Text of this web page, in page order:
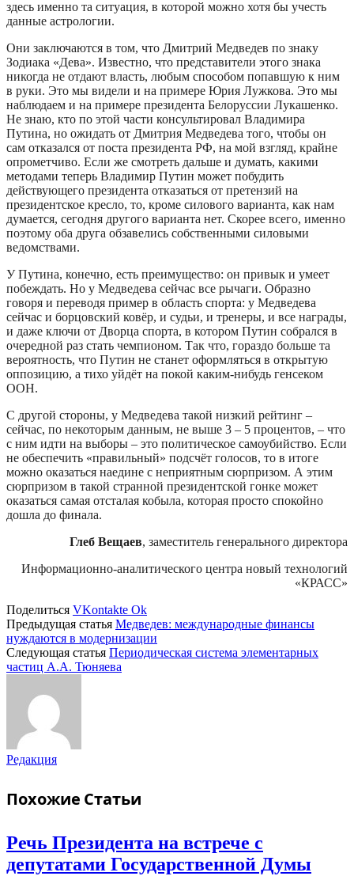
здесь именно та ситуация, в которой можно хотя бы учесть
данные астрологии.
Они заключаются в том, что Дмитрий Медведев по знаку
Зодиака «Дева». Известно, что представители этого знака
никогда не отдают власть, любым способом попавшую к ним
в руки. Это мы видели и на примере Юрия Лужкова. Это мы
наблюдаем и на примере президента Белоруссии Лукашенко.
Не знаю, кто по этой части консультировал Владимира
Путина, но ожидать от Дмитрия Медведева того, чтобы он
сам отказался от поста президента РФ, на мой взгляд, крайне
опрометчиво. Если же смотреть дальше и думать, какими
методами теперь Владимир Путин может побудить
действующего президента отказаться от претензий на
президентское кресло, то, кроме силового варианта, как нам
думается, сегодня другого варианта нет. Скорее всего, именно
поэтому оба друга обзавелись собственными силовыми
ведомствами.
У Путина, конечно, есть преимущество: он привык и умеет
побеждать. Но у Медведева сейчас все рычаги. Образно
говоря и переводя пример в область спорта: у Медведева
сейчас и борцовский ковёр, и судьи, и тренеры, и все награды,
и даже ключи от Дворца спорта, в котором Путин собрался в
очередной раз стать чемпионом. Так что, гораздо больше та
вероятность, что Путин не станет оформляться в открытую
оппозицию, а тихо уйдёт на покой каким-нибудь генсеком
ООН.
С другой стороны, у Медведева такой низкий рейтинг –
сейчас, по некоторым данным, не выше 3 – 5 процентов, – что
с ним идти на выборы – это политическое самоубийство. Если
не обеспечить «правильный» подсчёт голосов, то в итоге
можно оказаться наедине с неприятным сюрпризом. А этим
сюрпризом в такой странной президентской гонке может
оказаться самая отсталая кобыла, которая просто спокойно
дошла до финала.
Глеб Вещаев, заместитель генерального директора
Информационно-аналитического центра новый технологий
«КРАСС»
Поделиться VKontakte Ok
Предыдущая статья Медведев: международные финансы
нуждаются в модернизации
Следующая статья Периодическая система элементарных
частиц А.А. Тюняева
Редакция
Похожие Статьи
Речь Президента на встрече с
депутатами Государственной Думы